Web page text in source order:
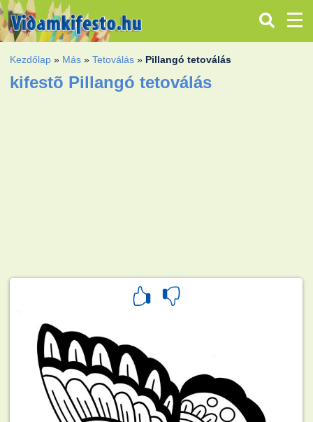
Kezdőlap » Más »Tetoválás » Pillangó tetoválás
kifestõ Pillangó tetoválás